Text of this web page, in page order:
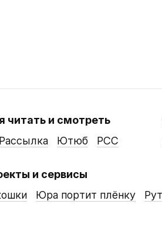
читать и смотреть
Рассылка Ютюб РСС
и сервисы
Юра портит плёнку